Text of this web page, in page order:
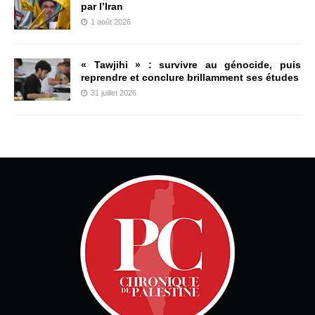
par l’Iran
1 août 2026
« Tawjihi » : survivre au génocide, puis
reprendre et conclure brillamment ses études
31 juillet 2026